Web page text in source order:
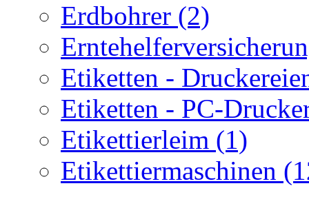
Erdbohrer (2)
Etiketten -
Etiketten - PC-
Etikettierleim (1)
Etikettiermaschinen